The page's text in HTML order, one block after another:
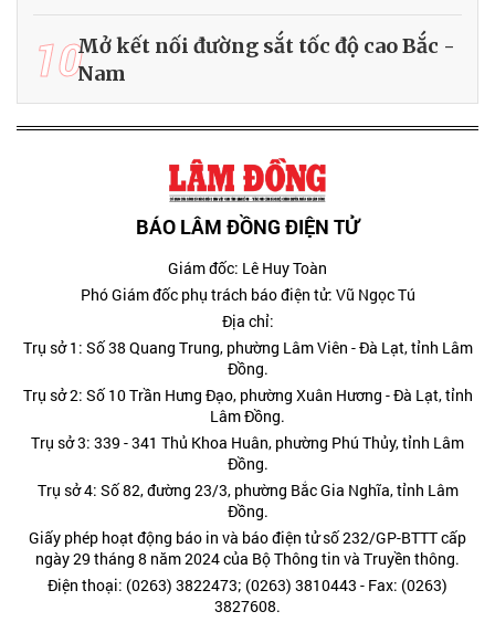
10Mở kết nối đường sắt tốc độ cao Bắc -
Nam
BÁO LÂM ĐỒNG ĐIỆN TỬ
Giám đốc: Lê Huy Toàn
Phó Giám đốc phụ trách báo điện tử: Vũ Ngọc Tú
Địa chỉ:
Trụ sở 1: Số 38 Quang Trung, phường Lâm Viên - Đà Lạt, tỉnh Lâm
Đồng.
Trụ sở 2: Số 10 Trần Hưng Đạo, phường Xuân Hương - Đà Lạt, tỉnh
Lâm Đồng.
Trụ sở 3: 339 - 341 Thủ Khoa Huân, phường Phú Thủy, tỉnh Lâm
Đồng.
Trụ sở 4: Số 82, đường 23/3, phường Bắc Gia Nghĩa, tỉnh Lâm
Đồng.
Giấy phép hoạt động báo in và báo điện tử số 232/GP-BTTT cấp
ngày 29 tháng 8 năm 2024 của Bộ Thông tin và Truyền thông.
Điện thoại: (0263) 3822473; (0263) 3810443 - Fax: (0263)
3827608.